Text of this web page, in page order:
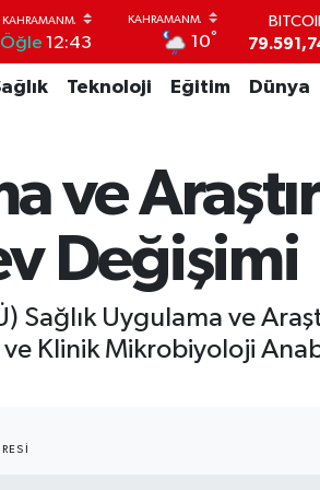
Öğle 12:43 10°
53,38690
Teknoloji Eğitim Dünya
ve
Değişimi
Sağlık Uygulama ve
Klinik Mikrobiyoloji